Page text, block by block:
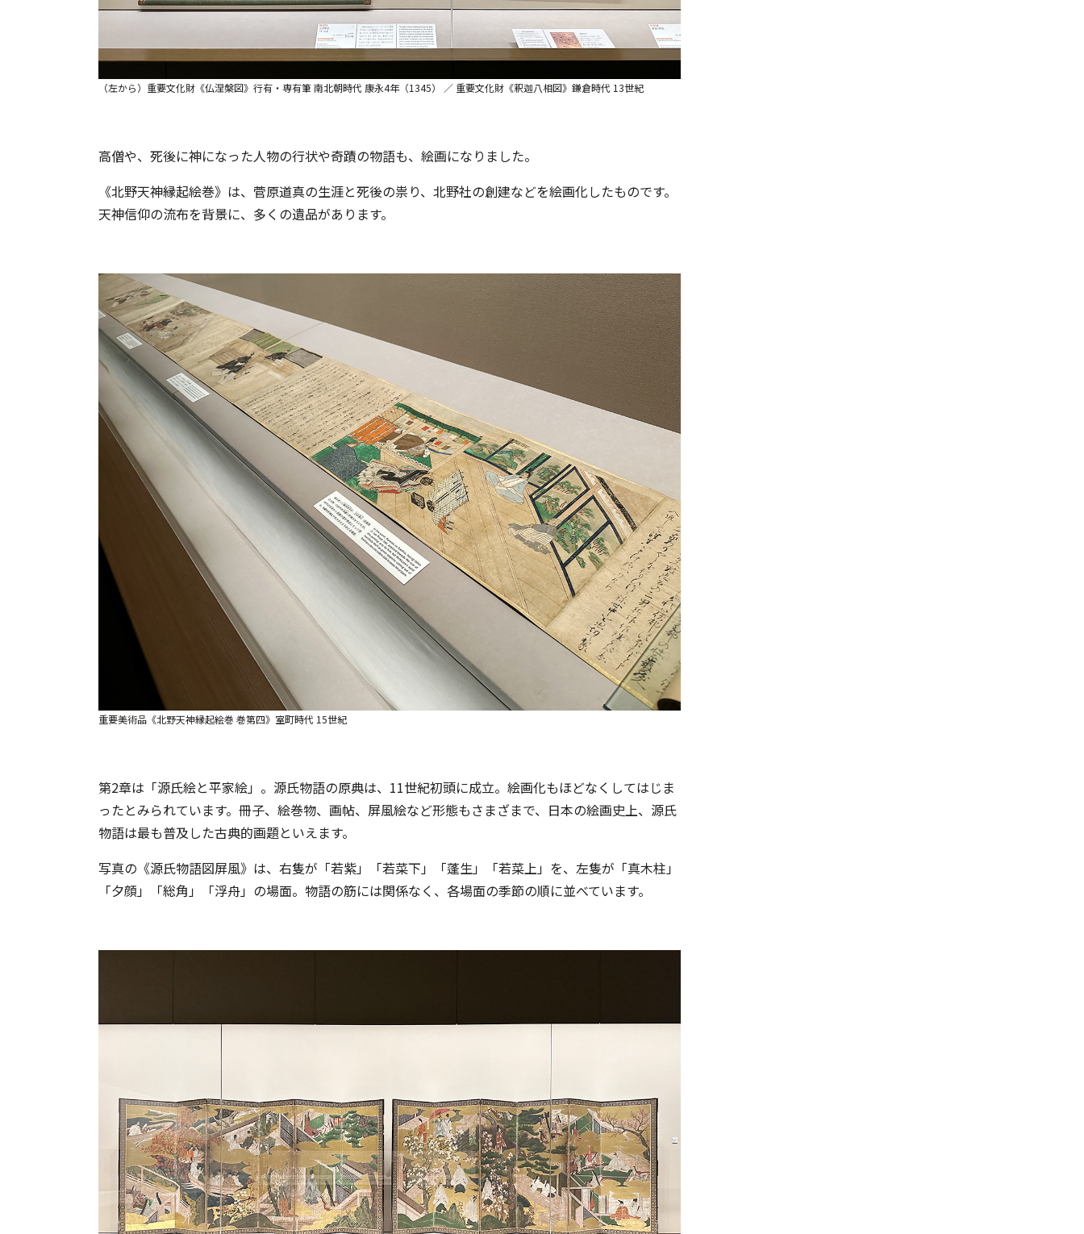
（左から）重要文化財《仏涅槃図》行有・専有筆 南北朝時代 康永4年（1345） ／ 重要文化財《釈迦八相図》鎌倉時代 13世紀
高僧や、死後に神になった人物の行状や奇蹟の物語も、絵画になりました。
《北野天神縁起絵巻》は、菅原道真の生涯と死後の祟り、北野社の創建などを絵画化したものです。
天神信仰の流布を背景に、多くの遺品があります。
重要美術品《北野天神縁起絵巻 巻第四》室町時代 15世紀
第2章は「源氏絵と平家絵」。源氏物語の原典は、11世紀初頭に成立。絵画化もほどなくしてはじま
ったとみられています。冊子、絵巻物、画帖、屏風絵など形態もさまざまで、日本の絵画史上、源氏
物語は最も普及した古典的画題といえます。
写真の《源氏物語図屏風》は、右隻が「若紫」「若菜下」「蓬生」「若菜上」を、左隻が「真木柱」
「夕顔」「総角」「浮舟」の場面。物語の筋には関係なく、各場面の季節の順に並べています。